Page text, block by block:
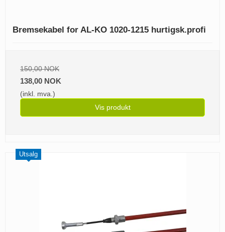
Bremsekabel for AL-KO 1020-1215 hurtigsk.profi
150,00 NOK
138,00 NOK
(inkl. mva.)
Vis produkt
Utsalg